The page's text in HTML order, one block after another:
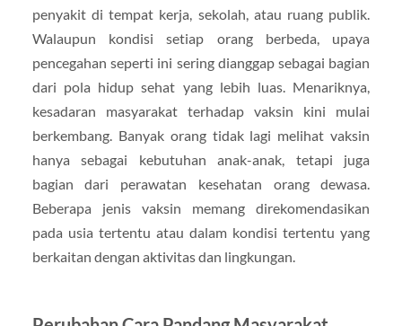
penyakit di tempat kerja, sekolah, atau ruang publik.
Walaupun kondisi setiap orang berbeda, upaya
pencegahan seperti ini sering dianggap sebagai bagian
dari pola hidup sehat yang lebih luas. Menariknya,
kesadaran masyarakat terhadap vaksin kini mulai
berkembang. Banyak orang tidak lagi melihat vaksin
hanya sebagai kebutuhan anak-anak, tetapi juga
bagian dari perawatan kesehatan orang dewasa.
Beberapa jenis vaksin memang direkomendasikan
pada usia tertentu atau dalam kondisi tertentu yang
berkaitan dengan aktivitas dan lingkungan.